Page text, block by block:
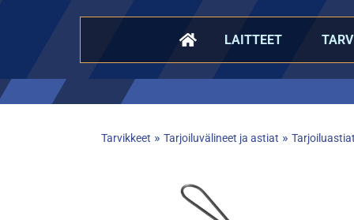
LAITTEET
Tarvikkeet » Tarjoiluvälineet ja astiat »